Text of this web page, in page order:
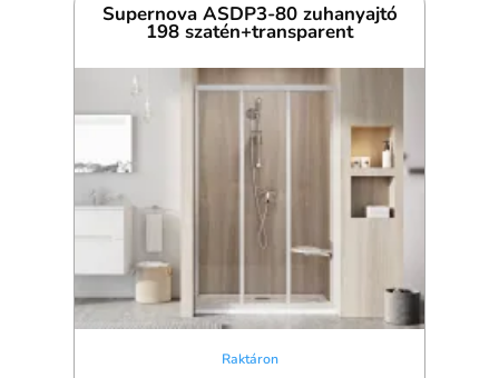
Supernova ASDP3-80 zuhanyajtó
198 szatén+transparent
Raktáron